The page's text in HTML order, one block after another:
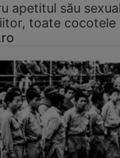
apetitul său
toate cocotele